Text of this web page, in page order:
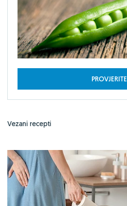
PROVJERITE
Vezani recepti